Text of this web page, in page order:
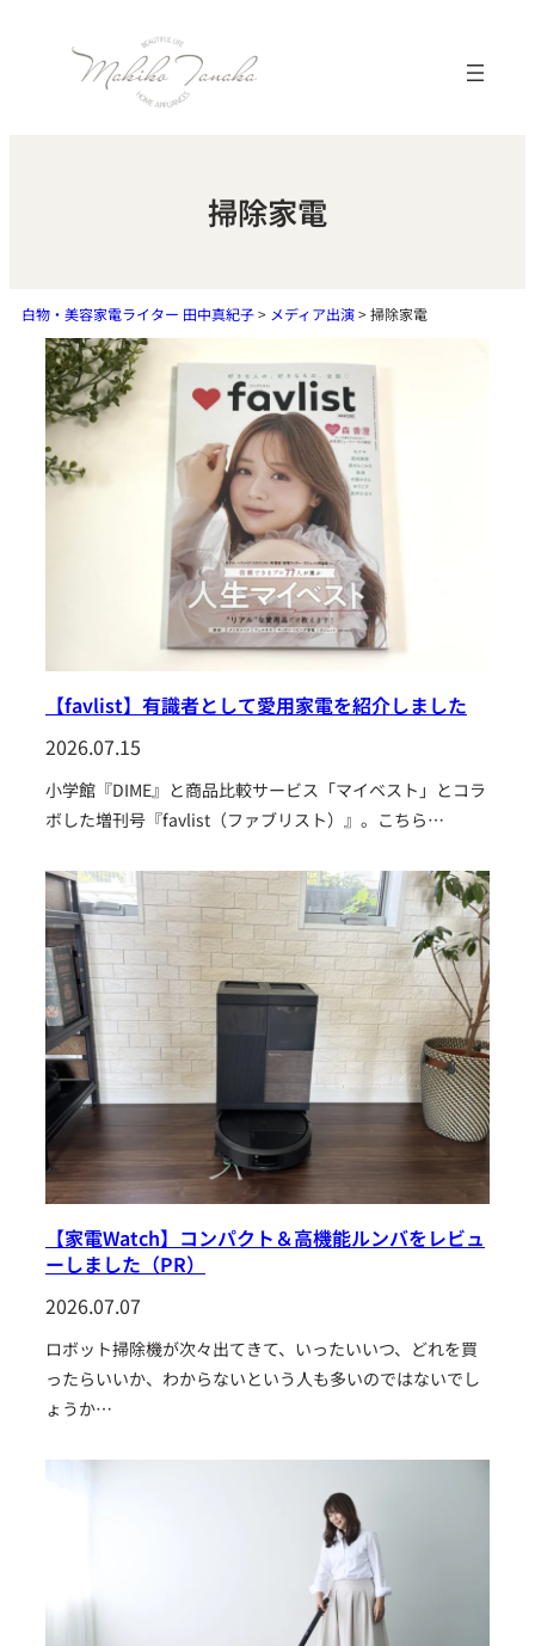
掃除家電
白物・美容家電ライター 田中真紀子> メディア出演>掃除家電
【favlist】有識者として愛用家電を紹介しました
2026.07.15
小学館『DIME』と商品比較サービス「マイベスト」とコラ
ボした増刊号『favlist（ファブリスト）』。こちら…
【家電Watch】コンパクト＆高機能ルンバをレビュ
ーしました（PR）
2026.07.07
ロボット掃除機が次々出てきて、いったいいつ、どれを買
ったらいいか、わからないという人も多いのではないでし
ょうか…